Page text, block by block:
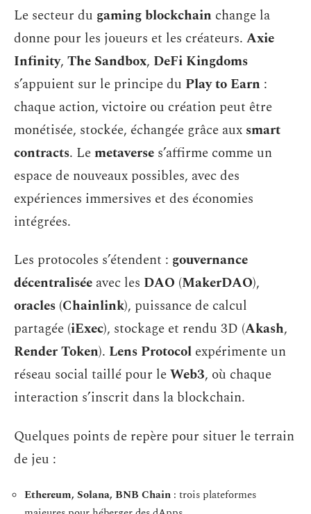
Le secteur du gaming blockchain change la
donne pour les joueurs et les créateurs. Axie
Infinity, The Sandbox, DeFi Kingdoms
s’appuient sur le principe du Play to Earn :
chaque action, victoire ou création peut être
monétisée, stockée, échangée grâce aux smart
contracts. Lemetaverse s’affirme comme un
espace de nouveaux possibles, avec des
expériences immersives et des économies
intégrées.
Les protocoles s’étendent : gouvernance
décentralisée avec les DAO (MakerDAO),
oracles (Chainlink), puissance de calcul
partagée (iExec), stockage et rendu 3D (Akash,
Render Token). Lens Protocol expérimente un
réseau social taillé pour leWeb3, où chaque
interaction s’inscrit dans la blockchain.
Quelques points de repère pour situer le terrain
de jeu :
Ethereum, Solana, BNB Chain : trois plateformes